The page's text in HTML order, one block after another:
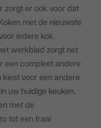
zorgt er ook voor dat
met de nieuwste
iedere kok.
werkblad zorgt net
een compleet andere
kiest voor een andere
uw huidige keuken.
met de
tot een fraai